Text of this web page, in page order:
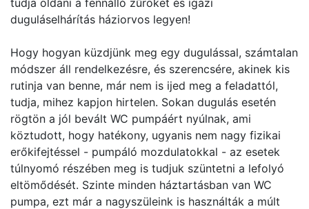
tudja oldani a fennálló zűröket és igazi
duguláselhárítás háziorvos legyen!
Hogy hogyan küzdjünk meg egy dugulással, számtalan
módszer áll rendelkezésre, és szerencsére, akinek kis
rutinja van benne, már nem is ijed meg a feladattól,
tudja, mihez kapjon hirtelen. Sokan dugulás esetén
rögtön a jól bevált WC pumpáért nyúlnak, ami
köztudott, hogy hatékony, ugyanis nem nagy fizikai
erőkifejtéssel - pumpáló mozdulatokkal - az esetek
túlnyomó részében meg is tudjuk szüntetni a lefolyó
eltömődését. Szinte minden háztartásban van WC
pumpa, ezt már a nagyszüleink is használták a múlt